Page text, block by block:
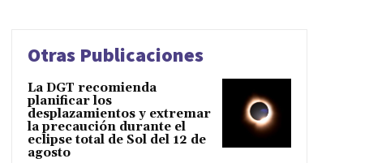
Otras Publicaciones
La DGT recomienda
planificar los
desplazamientos y extremar
la precaución durante el
eclipse total de Sol del 12 de
agosto